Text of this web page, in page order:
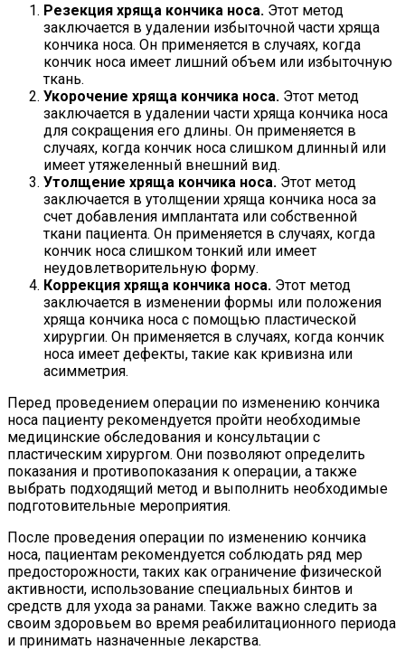
Резекция хряща кончика носа. Этот метод
заключается в удалении избыточной части хряща
кончика носа. Он применяется в случаях, когда
кончик носа имеет лишний объем или избыточную
ткань.
Укорочение хряща кончика носа. Этот метод
заключается в удалении части хряща кончика носа
для сокращения его длины. Он применяется в
случаях, когда кончик носа слишком длинный или
имеет утяжеленный внешний вид.
Утолщение хряща кончика носа. Этот метод
заключается в утолщении хряща кончика носа за
счет добавления имплантата или собственной
ткани пациента. Он применяется в случаях, когда
кончик носа слишком тонкий или имеет
неудовлетворительную форму.
Коррекция хряща кончика носа. Этот метод
заключается в изменении формы или положения
хряща кончика носа с помощью пластической
хирургии. Он применяется в случаях, когда кончик
носа имеет дефекты, такие как кривизна или
асимметрия.
Перед проведением операции по изменению кончика
носа пациенту рекомендуется пройти необходимые
медицинские обследования и консультации с
пластическим хирургом. Они позволяют определить
показания и противопоказания к операции, а также
выбрать подходящий метод и выполнить необходимые
подготовительные мероприятия.
После проведения операции по изменению кончика
носа, пациентам рекомендуется соблюдать ряд мер
предосторожности, таких как ограничение физической
активности, использование специальных бинтов и
средств для ухода за ранами. Также важно следить за
своим здоровьем во время реабилитационного периода
и принимать назначенные лекарства.